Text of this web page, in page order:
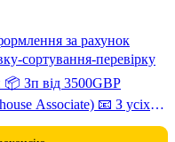
за рахунок
📦 Зп від 3500GBP
📧 З усіх